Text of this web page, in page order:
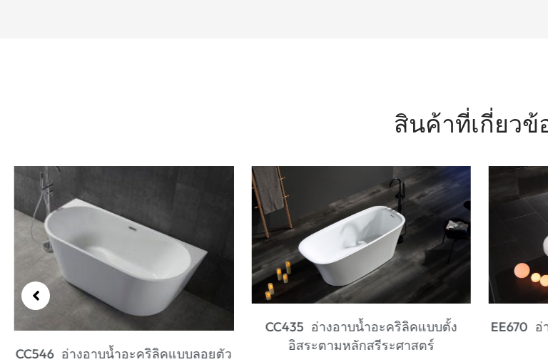
สินค้าที่เกี่ยวข้
CC435 อ่างอาบน้ำอะคริลิคแบบตั้ง
อิสระตามหลักสรีระศาสตร์
EE670 อ่างอาบน้ำอะคริลิคแบบลอยตัว
Clawfoot
EE668